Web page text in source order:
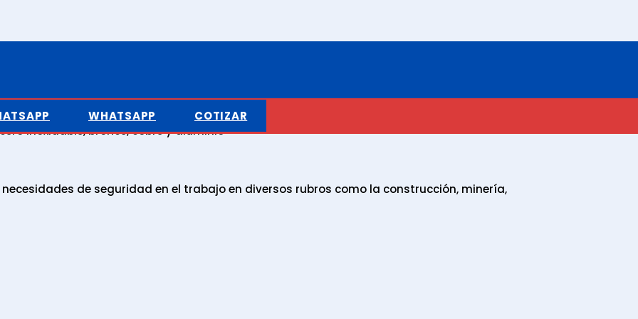
WHATSAPP COTIZAR
inoxidable, bronce, cobre y aluminio
de seguridad en el trabajo en diversos rubros como la construcción, minería,